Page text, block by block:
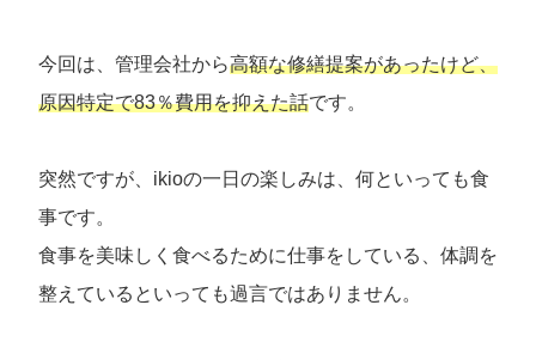
今回は、管理会社から高額な修繕提案があったけど、
原因特定で83％費用を抑えた話です。
突然ですが、ikioの一日の楽しみは、何といっても食
事です。
食事を美味しく食べるために仕事をしている、体調を
整えているといっても過言ではありません。